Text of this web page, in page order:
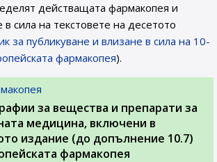
действащата фармакопея и
сила на текстовете на десетото
за публикуване и влизане в сила на 10-
фармакопея).
за вещества и препарати за
медицина, включени в
издание (до допълнение 10.7)
фармакопея